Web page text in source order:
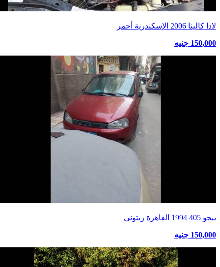
لادا كالينا 2006 الإسكندرية أحمر
150,000 جنيه
بيجو 405 1994 القاهرة زيتوني
150,000 جنيه